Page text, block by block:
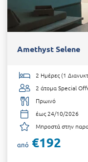
Amethyst Selene
2 Ημέρες (1
2 άτομαSpecial
Πρωινό
έως 24/10/2026
Μπροστά στην
από €192